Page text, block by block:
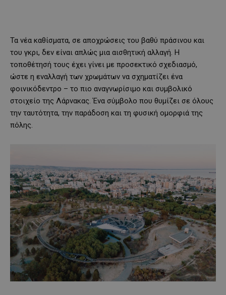
Τα νέα καθίσματα, σε αποχρώσεις του βαθύ πράσινου και
του γκρι, δεν είναι απλώς μια αισθητική αλλαγή. Η
τοποθέτησή τους έχει γίνει με προσεκτικό σχεδιασμό,
ώστε η εναλλαγή των χρωμάτων να σχηματίζει ένα
φοινικόδεντρο – το πιο αναγνωρίσιμο και συμβολικό
στοιχείο της Λάρνακας. Ένα σύμβολο που θυμίζει σε όλους
την ταυτότητα, την παράδοση και τη φυσική ομορφιά της
πόλης.